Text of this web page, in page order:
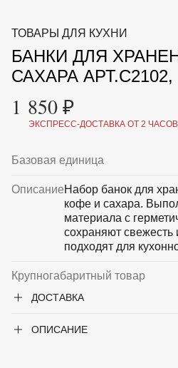
МАЛАЯ МЕХАНИЗАЦИЯ
ОТПУГИВАТЕЛИ ОТ
ГРЫЗУНОВ
САДОВАЯ ОДЕЖДА И
САДОВЫЙ ИНСТРУМЕНТ
СРЕДСТВА ЗАЩИТЫ
ТОВАРЫ ДЛЯ БАНЬ И
ТОВАРЫ И АПТЕКА ДЛЯ
ХОЗ ТОВАРЫ
Новинки Акции
УХОД
+7 (495) 197 87
87
ТОВАРЫ ДЛЯ КУХНИ
БАНКИ ДЛЯ
САХАРА АРТ.С2102,
1 850 ₽
ЭКСПРЕСС-ДОСТАВКА ОТ 2
Базовая единица
ОписаниеНабор банок для
кофе и сахара.
материала с
сохраняют свежесть
подходят для
Крупногабаритный товар
ДОСТАВКА
ОПИСАНИЕ